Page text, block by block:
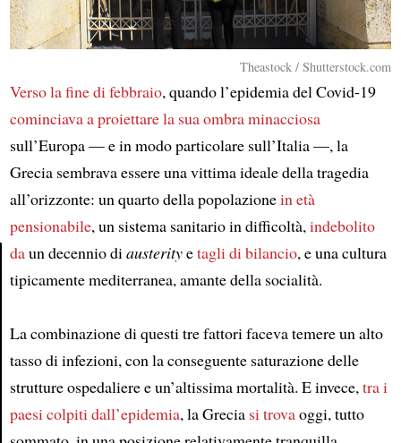
Theastock / Shutterstock.com
Verso la fine di febbraio, quando l’epidemia del Covid-19
cominciava a proiettare la sua ombra minacciosa
sull’Europa — e in modo particolare sull’Italia —, la
Grecia sembrava essere una vittima ideale della tragedia
all’orizzonte: un quarto della popolazionein età
pensionabile, un sistema sanitario in difficoltà,indebolito
daun decennio diausterityetagli di bilancio, e una cultura
tipicamente mediterranea, amante della socialità.
La combinazione di questi tre fattori faceva temere un alto
tasso di infezioni, con la conseguente saturazione delle
strutture ospedaliere e un’altissima mortalità. E invece,tra i
paesi colpiti dall’epidemia, la Grecia si trovaoggi, tutto